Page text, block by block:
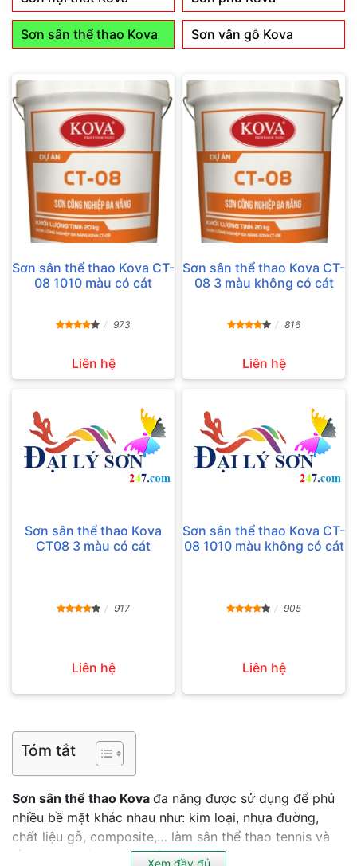
Sơn sân thể thao Kova Sơn vân gỗ Kova
Sơn sân thể thao Kova CT-
08 1010 màu có cát
973
Liên hệ
Sơn sân thể thao Kova CT-
08 3 màu không có cát
816
Liên hệ
Sơn sân thể thao Kova
CT08 3 màu có cát
917
Liên hệ
Sơn sân thể thao Kova CT-
08 1010 màu không có cát
905
Liên hệ
Tóm tắt
Sơn sân thể thao Kova đa năng được sử dụng để phủ
nhiều bề mặt khác nhau như: kim loại, nhựa đường,
chất liệu gỗ, composite,… làm sân thể thao tennis và
cầu lông, đường chạy điền kinh, hành lang, sân thượng,
Xem đầy đủ